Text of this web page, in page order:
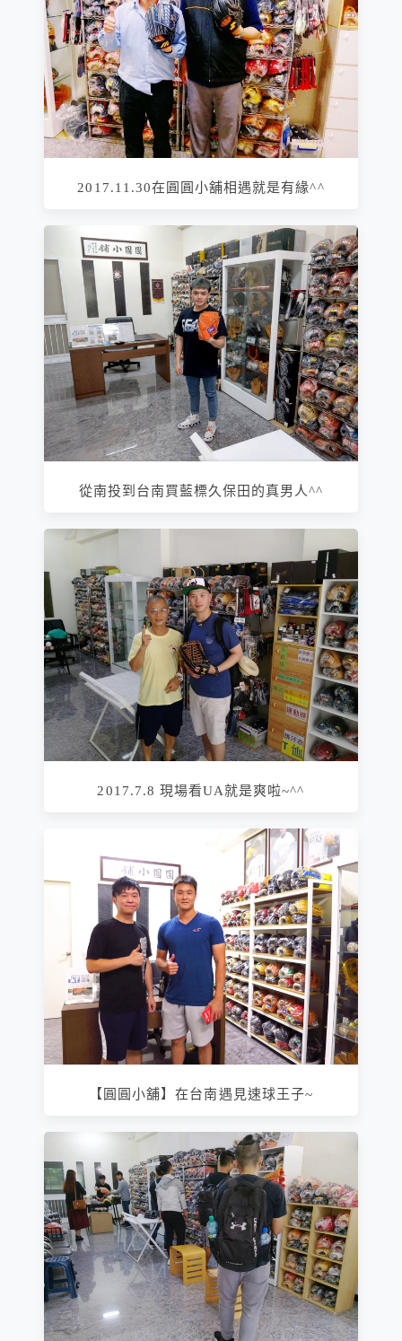
2017.11.30在圓圓小舖相遇就是有緣^^
從南投到台南買藍標久保田的真男人^^
2017.7.8 現場看UA就是爽啦~^^
【圓圓小舖】在台南遇見速球王子~